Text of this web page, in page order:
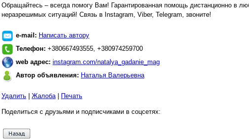
Обращайтесь – всегда помогу Вам! Гарантированная помощь дистанционно в
неразрешимых ситуаций! Связь в Instagram, Viber, Telegram, звоните!
e-mail: Написать автору
Телефон: +380667493555, +380974259700
web адрес: instagram.com/natalya_gadanie_mag
Автор объявления: Наталья Валерьевна
Удалить Жалоба| Печать
Поделиться с друзьями и подписчиками в соцсетях: